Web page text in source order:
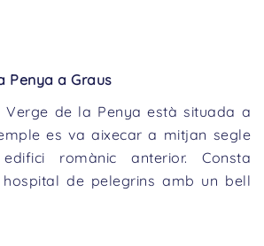
Penya a Graus
de la Penya està situada a
es va aixecar a mitjan segle
romànic anterior. Consta
de pelegrins amb un bell